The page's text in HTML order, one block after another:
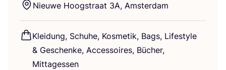
Nieu­we Hoogs­tra­at 3A, Amsterdam
Klei­dung, Schu­he, Kos­me­tik, Bags, Life­style
& Geschen­ke, Acces­soires, Bücher,
Mittagessen